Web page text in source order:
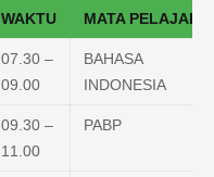
WAKTU MATA
07.30 –
09.00
BAHASA
INDONESIA
09.30 –
11.00
PABP